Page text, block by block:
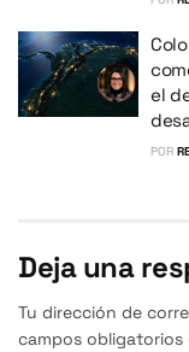
el
POR
Deja una
Tu dirección de
campos